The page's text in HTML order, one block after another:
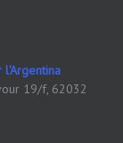
l'Argentina
19/f, 62032